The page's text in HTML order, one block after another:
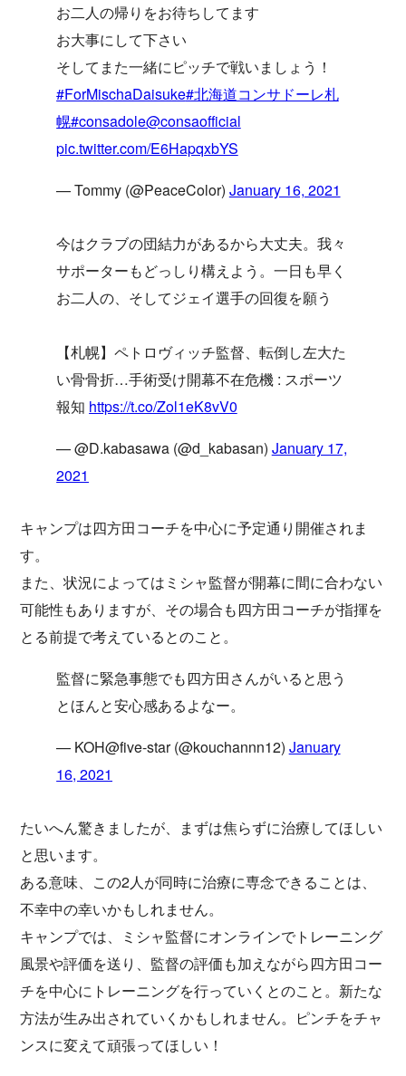
お二人の帰りをお待ちしてます
お大事にして下さい
そしてまた一緒にピッチで戦いましょう！
#ForMischaDaisuke#北海道コンサドーレ札
幌#consadole@consaofficial
pic.twitter.com/E6HapqxbYS
— Tommy (@PeaceColor) January 16, 2021
今はクラブの団結力があるから大丈夫。我々
サポーターもどっしり構えよう。一日も早く
お二人の、そしてジェイ選手の回復を願う
【札幌】ペトロヴィッチ監督、転倒し左大た
い骨骨折…手術受け開幕不在危機 : スポーツ
報知 https://t.co/Zol1eK8vV0
— @D.kabasawa (@d_kabasan) January 17,
2021
キャンプは四方田コーチを中心に予定通り開催されま
す。
また、状況によってはミシャ監督が開幕に間に合わない
可能性もありますが、その場合も四方田コーチが指揮を
とる前提で考えているとのこと。
監督に緊急事態でも四方田さんがいると思う
とほんと安心感あるよなー。
— KOH@five-star (@kouchannn12) January
16, 2021
たいへん驚きましたが、まずは焦らずに治療してほしい
と思います。
ある意味、この2人が同時に治療に専念できることは、
不幸中の幸いかもしれません。
キャンプでは、ミシャ監督にオンラインでトレーニング
風景や評価を送り、監督の評価も加えながら四方田コー
チを中心にトレーニングを行っていくとのこと。新たな
方法が生み出されていくかもしれません。ピンチをチャ
ンスに変えて頑張ってほしい！